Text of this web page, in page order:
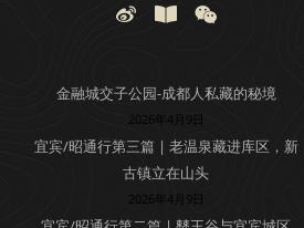
金融城交子公园-成都人私藏的秘境
2026年4月9日
宜宾/昭通行第三篇 | 老温泉藏进库区，新
古镇立在山头
2026年4月9日